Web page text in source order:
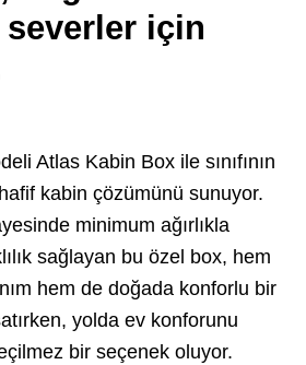
severler için
Atlas Kabin Box ile sınıfının
kabin çözümünü sunuyor.
minimum ağırlıkla
sağlayan bu özel box, hem
hem de doğada konforlu bir
yolda ev konforunu
bir seçenek oluyor.